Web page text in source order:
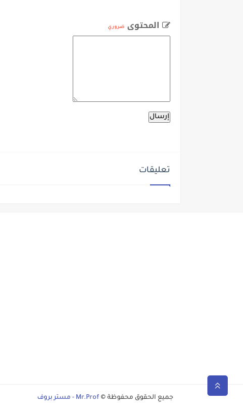
المحتوى ضروري
تعليقات
جميع الحقوق محفوظة © Mr.Prof - مستر بروف